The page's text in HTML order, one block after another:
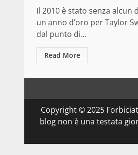
Il 2010 è stato senza alcun
un anno d’oro per Taylor
dal punto di...
Read More
Copyright © 2025
blog non è una testata